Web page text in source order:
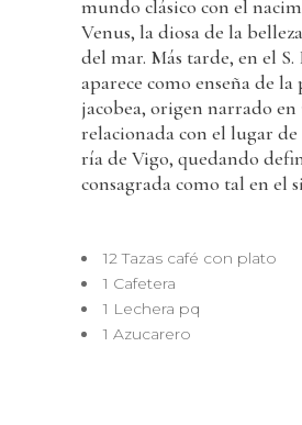
mundo clásico con el
Venus, la diosa de la
del mar. Más tarde, en el S.
aparece como enseña de
jacobea, origen narrado
relacionada con el lugar de
ría de Vigo, quedando
consagrada como tal en el
12 Tazas café con plato
1 Cafetera
1 Lechera pq
1 Azucarero